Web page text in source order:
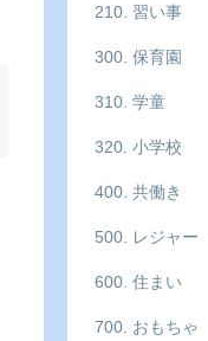
210. 習い事
300. 保育園
310. 学童
320. 小学校
400. 共働き
500. レジャー
600. 住まい
700. おもちゃ